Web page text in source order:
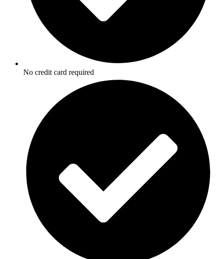
No credit card required